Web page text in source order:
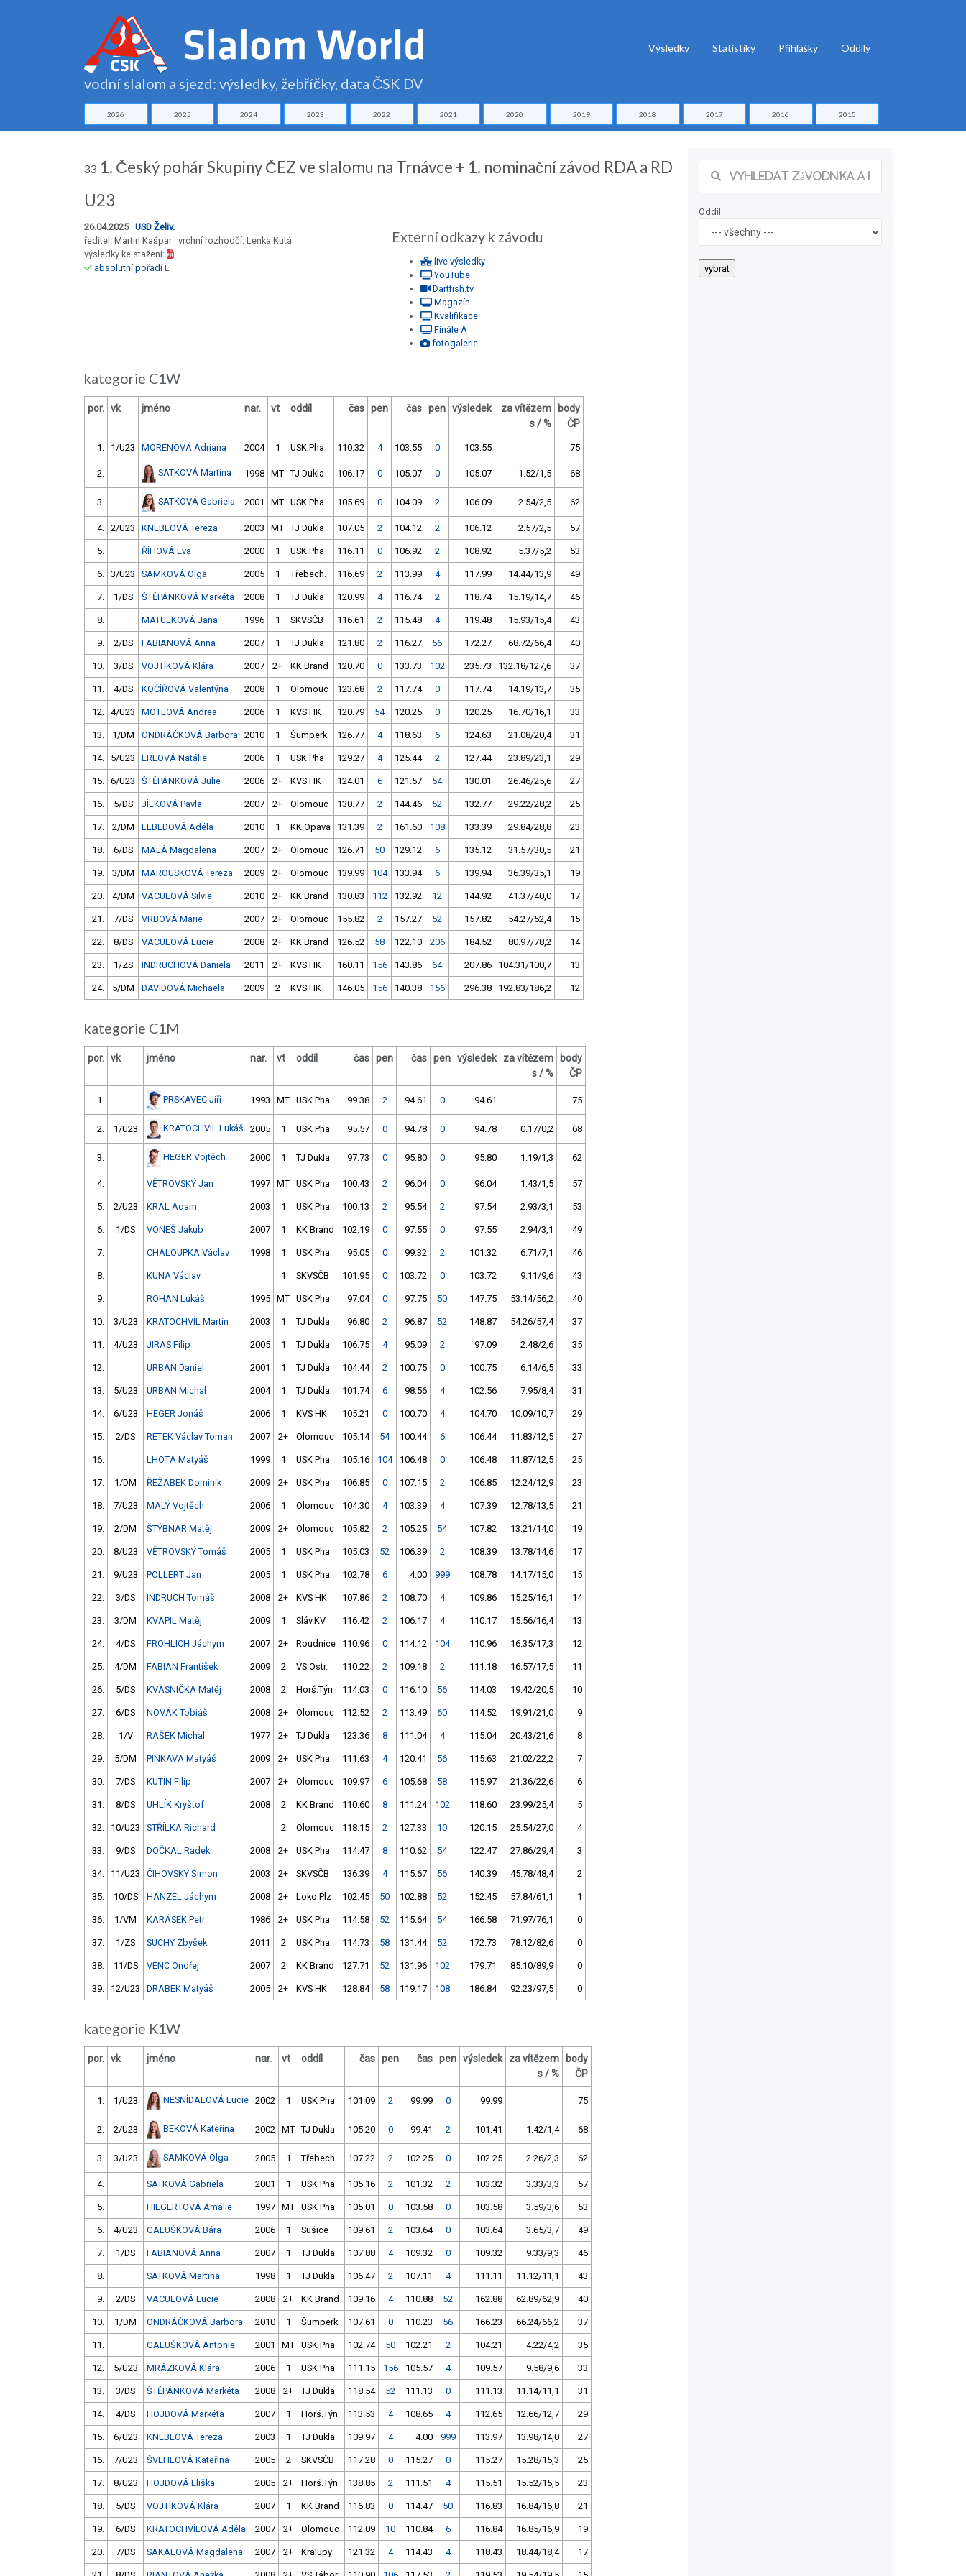
vodní slalom a sjezd: výsledky, žebříčky, data ČSK DV
Výsledky Statistiky Přihlášky Oddíly
2026 2025 2024 2023 2022 2021 2020 2019 2018 2017 2016 2015
33 1. Český pohár Skupiny ČEZ ve slalomu na Trnávce + 1. nominační závod RDA a RD
U23
26.04.2025 USD Želiv.
ředitel: Martin Kašpar vrchní rozhodčí: Lenka Kutá
výsledky ke stažení:
absolutní pořadíL
Externí odkazy k závodu
live výsledky
YouTube
Dartfish.tv
Magazín
Kvalifikace
Finále A
fotogalerie
kategorie C1W
por. vk jméno nar. vt oddíl čas pen čas pen výsledek
za vítězem
s / %
body
ČP
1. 1/U23 MORENOVÁ Adriana 2004 1 USK Pha 110.32 4 103.55 0 103.55 75
2. SATKOVÁ Martina 1998 MT TJ Dukla 106.17 0 105.07 0 105.07 1.52/1,5 68
3. SATKOVÁ Gabriela 2001 MT USK Pha 105.69 0 104.09 2 106.09 2.54/2,5 62
4. 2/U23 KNEBLOVÁ Tereza 2003 MT TJ Dukla 107.05 2 104.12 2 106.12 2.57/2,5 57
5. ŘÍHOVÁ Eva 2000 1 USK Pha 116.11 0 106.92 2 108.92 5.37/5,2 53
6. 3/U23 SAMKOVÁ Olga 2005 1 Třebech. 116.69 2 113.99 4 117.99 14.44/13,9 49
7. 1/DS ŠTĚPÁNKOVÁ Markéta 2008 1 TJ Dukla 120.99 4 116.74 2 118.74 15.19/14,7 46
8. MATULKOVÁ Jana 1996 1 SKVSČB 116.61 2 115.48 4 119.48 15.93/15,4 43
9. 2/DS FABIANOVÁ Anna 2007 1 TJ Dukla 121.80 2 116.27 56 172.27 68.72/66,4 40
10. 3/DS VOJTÍKOVÁ Klára 2007 2+ KK Brand 120.70 0 133.73 102 235.73 132.18/127,6 37
11. 4/DS KOČÍŘOVÁ Valentýna 2008 1 Olomouc 123.68 2 117.74 0 117.74 14.19/13,7 35
12. 4/U23 MOTLOVÁ Andrea 2006 1 KVS HK 120.79 54 120.25 0 120.25 16.70/16,1 33
13. 1/DM ONDRÁČKOVÁ Barbora 2010 1 Šumperk 126.77 4 118.63 6 124.63 21.08/20,4 31
14. 5/U23 ERLOVÁ Natálie 2006 1 USK Pha 129.27 4 125.44 2 127.44 23.89/23,1 29
15. 6/U23 ŠTĚPÁNKOVÁ Julie 2006 2+ KVS HK 124.01 6 121.57 54 130.01 26.46/25,6 27
16. 5/DS JÍLKOVÁ Pavla 2007 2+ Olomouc 130.77 2 144.46 52 132.77 29.22/28,2 25
17. 2/DM LEBEDOVÁ Adéla 2010 1 KK Opava 131.39 2 161.60 108 133.39 29.84/28,8 23
18. 6/DS MALÁ Magdalena 2007 2+ Olomouc 126.71 50 129.12 6 135.12 31.57/30,5 21
19. 3/DM MAROUSKOVÁ Tereza 2009 2+ Olomouc 139.99 104 133.94 6 139.94 36.39/35,1 19
20. 4/DM VACULOVÁ Silvie 2010 2+ KK Brand 130.83 112 132.92 12 144.92 41.37/40,0 17
21. 7/DS VRBOVÁ Marie 2007 2+ Olomouc 155.82 2 157.27 52 157.82 54.27/52,4 15
22. 8/DS VACULOVÁ Lucie 2008 2+ KK Brand 126.52 58 122.10 206 184.52 80.97/78,2 14
23. 1/ZS INDRUCHOVÁ Daniela 2011 2+ KVS HK 160.11 156 143.86 64 207.86 104.31/100,7 13
24. 5/DM DAVIDOVÁ Michaela 2009 2 KVS HK 146.05 156 140.38 156 296.38 192.83/186,2 12
kategorie C1M
por. vk jméno nar. vt oddíl čas pen čas pen výsledek
za vítězem
s / %
body
ČP
1. PRSKAVEC Jiří 1993 MT USK Pha 99.38 2 94.61 0 94.61 75
2. 1/U23 KRATOCHVÍL Lukáš 2005 1 USK Pha 95.57 0 94.78 0 94.78 0.17/0,2 68
3. HEGER Vojtěch 2000 1 TJ Dukla 97.73 0 95.80 0 95.80 1.19/1,3 62
4. VĚTROVSKÝ Jan 1997 MT USK Pha 100.43 2 96.04 0 96.04 1.43/1,5 57
5. 2/U23 KRÁL Adam 2003 1 USK Pha 100.13 2 95.54 2 97.54 2.93/3,1 53
6. 1/DS VONEŠ Jakub 2007 1 KK Brand 102.19 0 97.55 0 97.55 2.94/3,1 49
7. CHALOUPKA Václav 1998 1 USK Pha 95.05 0 99.32 2 101.32 6.71/7,1 46
8. KUNA Václav 1 SKVSČB 101.95 0 103.72 0 103.72 9.11/9,6 43
9. ROHAN Lukáš 1995 MT USK Pha 97.04 0 97.75 50 147.75 53.14/56,2 40
10. 3/U23 KRATOCHVÍL Martin 2003 1 TJ Dukla 96.80 2 96.87 52 148.87 54.26/57,4 37
11. 4/U23 JIRAS Filip 2005 1 TJ Dukla 106.75 4 95.09 2 97.09 2.48/2,6 35
12. URBAN Daniel 2001 1 TJ Dukla 104.44 2 100.75 0 100.75 6.14/6,5 33
13. 5/U23 URBAN Michal 2004 1 TJ Dukla 101.74 6 98.56 4 102.56 7.95/8,4 31
14. 6/U23 HEGER Jonáš 2006 1 KVS HK 105.21 0 100.70 4 104.70 10.09/10,7 29
15. 2/DS RETEK Václav Toman 2007 2+ Olomouc 105.14 54 100.44 6 106.44 11.83/12,5 27
16. LHOTA Matyáš 1999 1 USK Pha 105.16 104 106.48 0 106.48 11.87/12,5 25
17. 1/DM ŘEŽÁBEK Dominik 2009 2+ USK Pha 106.85 0 107.15 2 106.85 12.24/12,9 23
18. 7/U23 MALÝ Vojtěch 2006 1 Olomouc 104.30 4 103.39 4 107.39 12.78/13,5 21
19. 2/DM ŠTÝBNAR Matěj 2009 2+ Olomouc 105.82 2 105.25 54 107.82 13.21/14,0 19
20. 8/U23 VĚTROVSKÝ Tomáš 2005 1 USK Pha 105.03 52 106.39 2 108.39 13.78/14,6 17
21. 9/U23 POLLERT Jan 2005 1 USK Pha 102.78 6 4.00 999 108.78 14.17/15,0 15
22. 3/DS INDRUCH Tomáš 2008 2+ KVS HK 107.86 2 108.70 4 109.86 15.25/16,1 14
23. 3/DM KVAPIL Matěj 2009 1 Sláv.KV 116.42 2 106.17 4 110.17 15.56/16,4 13
24. 4/DS FRÖHLICH Jáchym 2007 2+ Roudnice 110.96 0 114.12 104 110.96 16.35/17,3 12
25. 4/DM FABIAN František 2009 2 VS Ostr. 110.22 2 109.18 2 111.18 16.57/17,5 11
26. 5/DS KVASNIČKA Matěj 2008 2 Horš.Týn 114.03 0 116.10 56 114.03 19.42/20,5 10
27. 6/DS NOVÁK Tobiáš 2008 2+ Olomouc 112.52 2 113.49 60 114.52 19.91/21,0 9
28. 1/V RAŠEK Michal 1977 2+ TJ Dukla 123.36 8 111.04 4 115.04 20.43/21,6 8
29. 5/DM PINKAVA Matyáš 2009 2+ USK Pha 111.63 4 120.41 56 115.63 21.02/22,2 7
30. 7/DS KUTÍN Filip 2007 2+ Olomouc 109.97 6 105.68 58 115.97 21.36/22,6 6
31. 8/DS UHLÍK Kryštof 2008 2 KK Brand 110.60 8 111.24 102 118.60 23.99/25,4 5
32. 10/U23 STŘÍLKA Richard 2 Olomouc 118.15 2 127.33 10 120.15 25.54/27,0 4
33. 9/DS DOČKAL Radek 2008 2+ USK Pha 114.47 8 110.62 54 122.47 27.86/29,4 3
34. 11/U23 ČIHOVSKÝ Šimon 2003 2+ SKVSČB 136.39 4 115.67 56 140.39 45.78/48,4 2
35. 10/DS HANZEL Jáchym 2008 2+ Loko Plz 102.45 50 102.88 52 152.45 57.84/61,1 1
36. 1/VM KARÁSEK Petr 1986 2+ USK Pha 114.58 52 115.64 54 166.58 71.97/76,1 0
37. 1/ZS SUCHÝ Zbyšek 2011 2 USK Pha 114.73 58 131.44 52 172.73 78.12/82,6 0
38. 11/DS VENC Ondřej 2007 2 KK Brand 127.71 52 131.96 102 179.71 85.10/89,9 0
39. 12/U23 DRÁBEK Matyáš 2005 2+ KVS HK 128.84 58 119.17 108 186.84 92.23/97,5 0
kategorie K1W
por. vk jméno nar. vt oddíl čas pen čas pen výsledek
za vítězem
s / %
body
ČP
1. 1/U23 NESNÍDALOVÁ Lucie 2002 1 USK Pha 101.09 2 99.99 0 99.99 75
2. 2/U23 BEKOVÁ Kateřina 2002 MT TJ Dukla 105.20 0 99.41 2 101.41 1.42/1,4 68
3. 3/U23 SAMKOVÁ Olga 2005 1 Třebech. 107.22 2 102.25 0 102.25 2.26/2,3 62
4. SATKOVÁ Gabriela 2001 1 USK Pha 105.16 2 101.32 2 103.32 3.33/3,3 57
5. HILGERTOVÁ Amálie 1997 MT USK Pha 105.01 0 103.58 0 103.58 3.59/3,6 53
6. 4/U23 GALUŠKOVÁ Bára 2006 1 Sušice 109.61 2 103.64 0 103.64 3.65/3,7 49
7. 1/DS FABIANOVÁ Anna 2007 1 TJ Dukla 107.88 4 109.32 0 109.32 9.33/9,3 46
8. SATKOVÁ Martina 1998 1 TJ Dukla 106.47 2 107.11 4 111.11 11.12/11,1 43
9. 2/DS VACULOVÁ Lucie 2008 2+ KK Brand 109.16 4 110.88 52 162.88 62.89/62,9 40
10. 1/DM ONDRÁČKOVÁ Barbora 2010 1 Šumperk 107.61 0 110.23 56 166.23 66.24/66,2 37
11. GALUŠKOVÁ Antonie 2001 MT USK Pha 102.74 50 102.21 2 104.21 4.22/4,2 35
12. 5/U23 MRÁZKOVÁ Klára 2006 1 USK Pha 111.15 156 105.57 4 109.57 9.58/9,6 33
13. 3/DS ŠTĚPÁNKOVÁ Markéta 2008 2+ TJ Dukla 118.54 52 111.13 0 111.13 11.14/11,1 31
14. 4/DS HOJDOVÁ Markéta 2007 1 Horš.Týn 113.53 4 108.65 4 112.65 12.66/12,7 29
15. 6/U23 KNEBLOVÁ Tereza 2003 1 TJ Dukla 109.97 4 4.00 999 113.97 13.98/14,0 27
16. 7/U23 ŠVEHLOVÁ Kateřina 2005 2 SKVSČB 117.28 0 115.27 0 115.27 15.28/15,3 25
17. 8/U23 HOJDOVÁ Eliška 2005 2+ Horš.Týn 138.85 2 111.51 4 115.51 15.52/15,5 23
18. 5/DS VOJTÍKOVÁ Klára 2007 1 KK Brand 116.83 0 114.47 50 116.83 16.84/16,8 21
19. 6/DS KRATOCHVÍLOVÁ Adéla 2007 2+ Olomouc 112.09 10 110.84 6 116.84 16.85/16,9 19
20. 7/DS SAKALOVÁ Magdaléna 2007 2+ Kralupy 121.32 4 114.43 4 118.43 18.44/18,4 17
Oddíl